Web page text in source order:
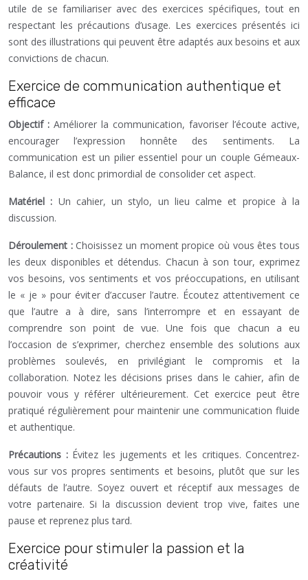
utile de se familiariser avec des exercices spécifiques, tout en
respectant les précautions d’usage. Les exercices présentés ici
sont des illustrations qui peuvent être adaptés aux besoins et aux
convictions de chacun.
Exercice de communication authentique et
efficace
Objectif : Améliorer la communication, favoriser l’écoute active,
encourager l’expression honnête des sentiments. La
communication est un pilier essentiel pour un couple Gémeaux-
Balance, il est donc primordial de consolider cet aspect.
Matériel : Un cahier, un stylo, un lieu calme et propice à la
discussion.
Déroulement :Choisissez un moment propice où vous êtes tous
les deux disponibles et détendus. Chacun à son tour, exprimez
vos besoins, vos sentiments et vos préoccupations, en utilisant
le « je » pour éviter d’accuser l’autre. Écoutez attentivement ce
que l’autre a à dire, sans l’interrompre et en essayant de
comprendre son point de vue. Une fois que chacun a eu
l’occasion de s’exprimer, cherchez ensemble des solutions aux
problèmes soulevés, en privilégiant le compromis et la
collaboration. Notez les décisions prises dans le cahier, afin de
pouvoir vous y référer ultérieurement. Cet exercice peut être
pratiqué régulièrement pour maintenir une communication fluide
et authentique.
Précautions : Évitez les jugements et les critiques. Concentrez-
vous sur vos propres sentiments et besoins, plutôt que sur les
défauts de l’autre. Soyez ouvert et réceptif aux messages de
votre partenaire. Si la discussion devient trop vive, faites une
pause et reprenez plus tard.
Exercice pour stimuler la passion et la
créativité